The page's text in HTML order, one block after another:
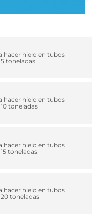
hacer hielo en tubos
toneladas
hacer hielo en tubos
toneladas
hacer hielo en tubos
toneladas
hacer hielo en tubos
toneladas